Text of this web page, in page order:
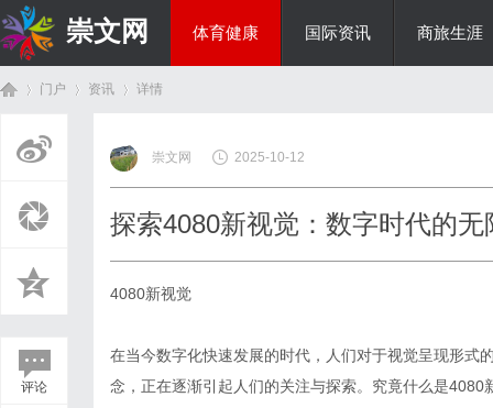
崇文网 体育健康 国际资讯 商旅生涯
门户 资讯
›
详情
评论
崇文网 2025-10-12
探索4080新视觉：数字时代的无
4080新视觉
在当今数字化快速发展的时代，人们对于视觉呈现形式
念，正在逐渐引起人们的关注与探索。究竟什么是